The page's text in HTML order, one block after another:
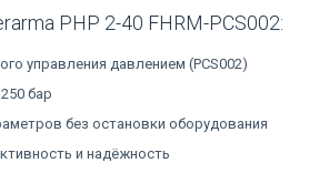
PHP 2-40 FHRM-PCS002:
управления давлением (PCS002)
бар
без остановки оборудования
и надёжность